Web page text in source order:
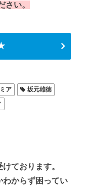
さい。
ア
坂元雄徳
ております。
わからず困ってい